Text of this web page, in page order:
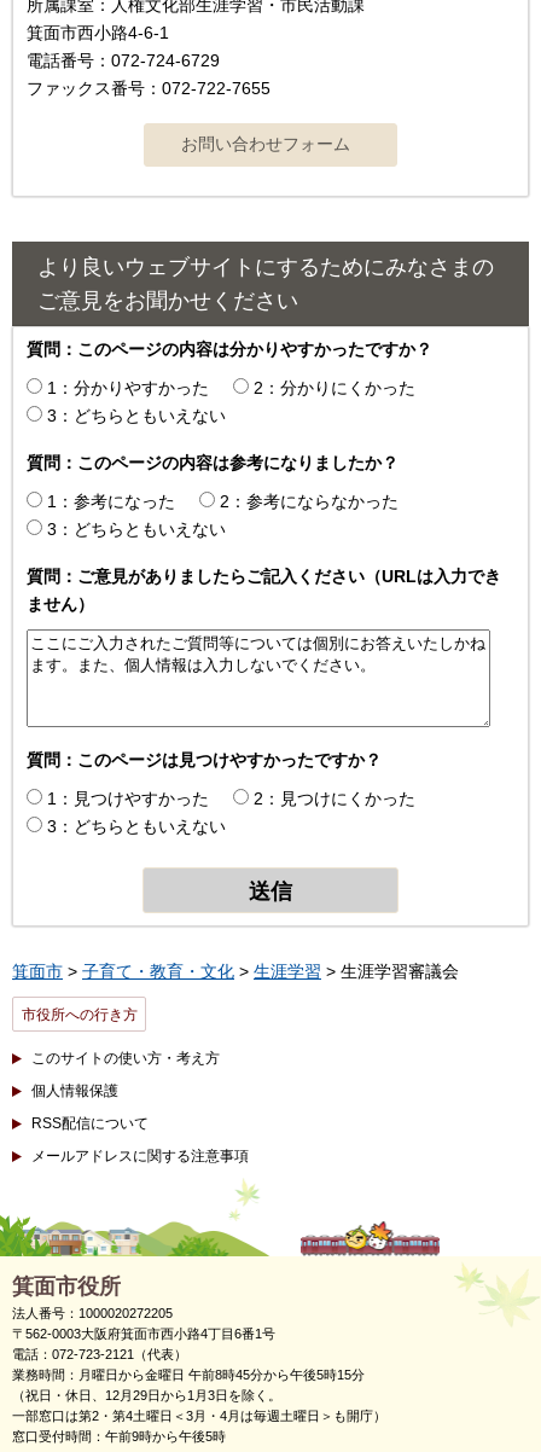
所属課室：人権文化部生涯学習・市民活動課
箕面市西小路4‐6‐1
電話番号：072-724-6729
ファックス番号：072-722-7655
より良いウェブサイトにするためにみなさまの
ご意見をお聞かせください
質問：このページの内容は分かりやすかったですか？
1：分かりやすかった
2：分かりにくかった
3：どちらともいえない
質問：このページの内容は参考になりましたか？
1：参考になった
2：参考にならなかった
3：どちらともいえない
質問：ご意見がありましたらご記入ください（URLは入力でき
ません）
質問：このページは見つけやすかったですか？
1：見つけやすかった
2：見つけにくかった
3：どちらともいえない
箕面市 > 子育て・教育・文化 > 生涯学習 > 生涯学習審議会
市役所への行き方
このサイトの使い方・考え方
個人情報保護
RSS配信について
メールアドレスに関する注意事項
箕面市役所
法人番号：1000020272205
〒562-0003大阪府箕面市西小路4丁目6番1号
電話：072-723-2121（代表）
業務時間：月曜日から金曜日 午前8時45分から午後5時15分
（祝日・休日、12月29日から1月3日を除く。
一部窓口は第2・第4土曜日＜3月・4月は毎週土曜日＞も開庁）
窓口受付時間：午前9時から午後5時